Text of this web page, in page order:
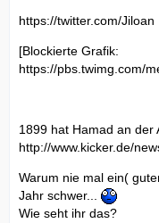
https://twitter.com/Jiloan
[Blockierte Grafik:
https://pbs.twimg.com/
1899 hat Hamad an der
http://www.kicker.de/
Warum nie mal ein(
Jahr schwer...
Wie seht ihr das?